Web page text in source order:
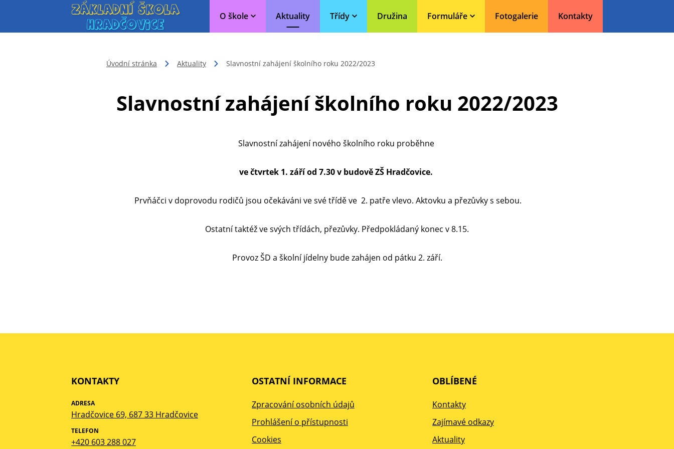
O škole Aktuality Třídy Družina Formuláře Fotogalerie Kontakty
Úvodní stránka Aktuality Slavnostní zahájení školního roku 2022/2023
Slavnostní zahájení školního roku 2022/2023
Slavnostní zahájení nového školního roku proběhne
ve čtvrtek 1. září od 7.30 v budově ZŠ Hradčovice.
Prvňáčci v doprovodu rodičů jsou očekáváni ve své třídě ve 2. patře vlevo. Aktovku a přezůvky s sebou.
Ostatní taktéž ve svých třídách, přezůvky. Předpokládaný konec v 8.15.
Provoz ŠD a školní jídelny bude zahájen od pátku 2. září.
KONTAKTY
ADRESA
Hradčovice 69, 687 33 Hradčovice
TELEFON
+420 603 288 027
OSTATNÍ INFORMACE
Zpracování osobních údajů
Prohlášení o přístupnosti
Cookies
OBLÍBENÉ
Kontakty
Zajímavé odkazy
Aktuality